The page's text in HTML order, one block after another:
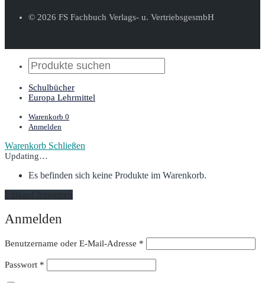
© 2026 FS Fachbuch Verlags- u. VertriebsgesmbH
Schulbücher
Europa Lehrmittel
Warenkorb 0
Anmelden
Warenkorb Schließen
Updating…
Es befinden sich keine Produkte im Warenkorb.
Einkauf fortsetzen
Anmelden
Benutzername oder E-Mail-Adresse *
Passwort *